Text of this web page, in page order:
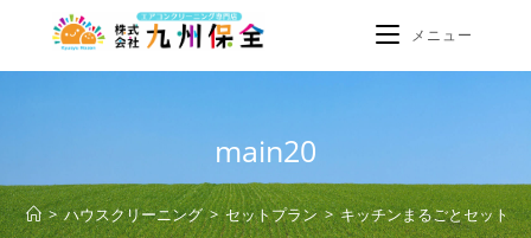
メニュー
main20
> ハウスクリーニング > セットプラン > キッチンまるごとセット >